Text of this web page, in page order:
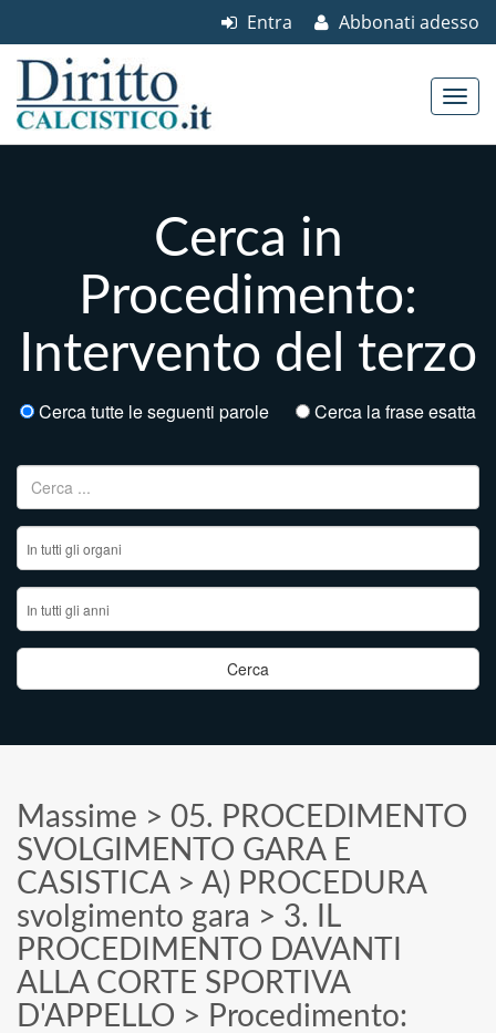
Abbonati adesso
Entra
Cerca in
Procedimento:
Intervento del terzo
Cerca tutte le seguenti parole Cerca la frase esatta
Ricerca per:
Massime > 05. PROCEDIMENTO
SVOLGIMENTO GARA E
CASISTICA> A) PROCEDURA
svolgimento gara > 3. IL
PROCEDIMENTO DAVANTI
ALLA CORTE SPORTIVA
D'APPELLO > Procedimento: